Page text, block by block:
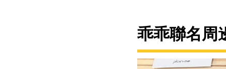
乖乖聯名周